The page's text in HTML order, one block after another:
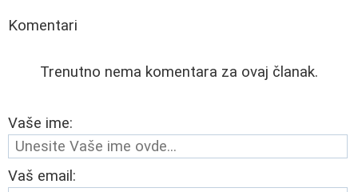
Komentari
Trenutno nema komentara za ovaj članak.
Vaše ime:
Vaš email: